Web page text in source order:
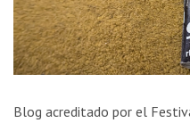
Blog acreditado por el